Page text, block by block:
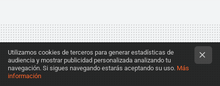
Utilizamos cookies de terceros para generar estadísticas de
audiencia y mostrar publicidad personalizada analizando tu
navegación. Si sigues navegando estarás aceptando su uso. Más
información